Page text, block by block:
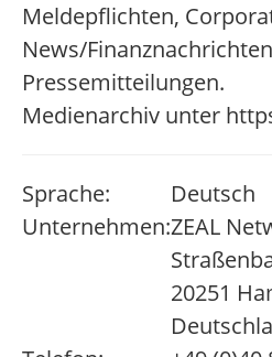
Meldepflichten,
News/
Pressemitteilungen.
Medienarchiv unter
Sprache:
Deutsch
Unternehmen:ZEAL
20251